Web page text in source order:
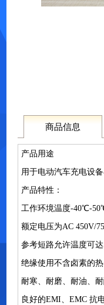
商品信息
产品用途
用于电动汽车充电设
产品特性：
工作环境温度-40℃-
额定电压为AC 450V/
参考短路允许温度可
绝缘使用不含卤素的
耐寒、耐磨、耐油、
良好的EMI、EMC 抗